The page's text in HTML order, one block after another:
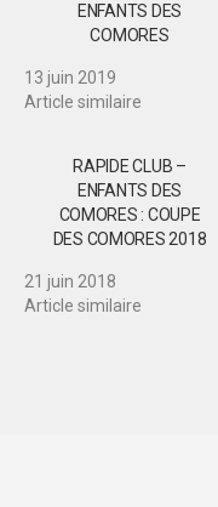
ENFANTS DES
COMORES
13 juin 2019
Article similaire
RAPIDE CLUB –
ENFANTS DES
COMORES : COUPE
DES COMORES 2018
21 juin 2018
Article similaire